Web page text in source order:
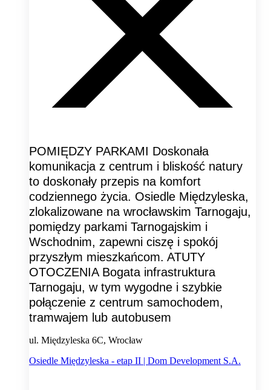
POMIĘDZY PARKAMI Doskonała
komunikacja z centrum i bliskość natury
to doskonały przepis na komfort
codziennego życia. Osiedle Międzyleska,
zlokalizowane na wrocławskim Tarnogaju,
pomiędzy parkami Tarnogajskim i
Wschodnim, zapewni ciszę i spokój
przyszłym mieszkańcom. ATUTY
OTOCZENIA Bogata infrastruktura
Tarnogaju, w tym wygodne i szybkie
połączenie z centrum samochodem,
tramwajem lub autobusem
ul. Międzyleska 6C, Wrocław
Osiedle Międzyleska - etap II | Dom Development S.A.